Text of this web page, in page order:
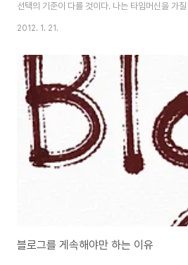
선택의 기준이 다를 것이다. 나는 타임머신을 가
면 허무하니까...ㅎㅎㅎ 하지만 기업이 사업을 하
의 발전 등 고려할 요인이 워낙 많다. 그렇기에 예
을 한다고 해서 모두 100% 맞지는 않다. 하지만
이 이전에 해 왔던 패턴을 답습한다면 RISK 관리
지금 시대에서 생존 자체가 어려워 진다. 새해...
2012. 1. 21.
블로그를 게속해야만 하는 이유